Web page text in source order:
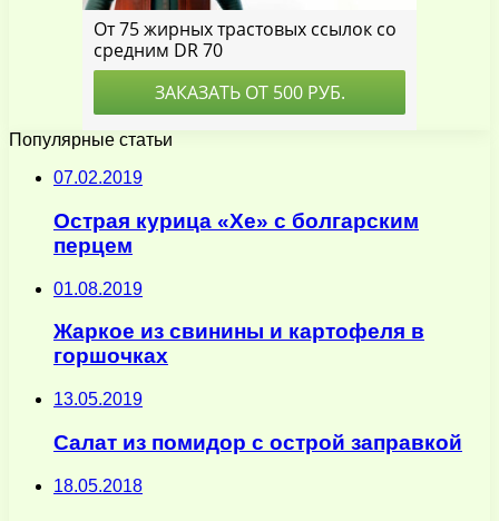
Популярные статьи
07.02.2019
Острая курица «Хе» с болгарским
перцем
01.08.2019
Жаркое из свинины и картофеля в
горшочках
13.05.2019
Салат из помидор с острой заправкой
18.05.2018